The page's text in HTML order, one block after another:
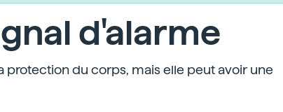
d'alarme
protection du corps, mais elle peut avoir une